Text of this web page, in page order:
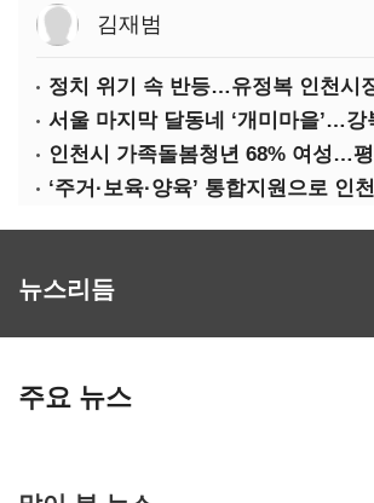
김재범
‘주거·보육·양육’ 통합지원으로 인
뉴스리듬
주요 뉴스